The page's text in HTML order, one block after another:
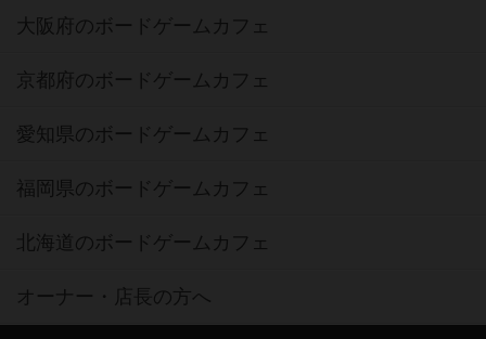
大阪府のボードゲームカフェ
京都府のボードゲームカフェ
愛知県のボードゲームカフェ
福岡県のボードゲームカフェ
北海道のボードゲームカフェ
オーナー・店長の方へ